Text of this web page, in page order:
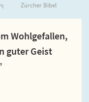
Zürcher Bibel
Wohlgefallen,
guter Geist